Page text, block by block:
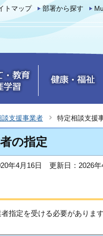
トマップ 部署から探す
談支援事業者 特定相談支援
の指定
年4月16日 更新日：2026年
指定を受ける必要がありま